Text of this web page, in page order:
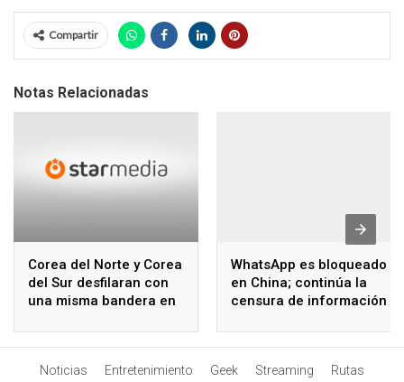
Compartir
Notas Relacionadas
Corea del Norte y Corea
del Sur desfilaran con
una misma bandera en
de Invierno 2018
WhatsApp es bloqueado
en China; continúa la
censura de información
Noticias Entretenimiento Geek Streaming Rutas